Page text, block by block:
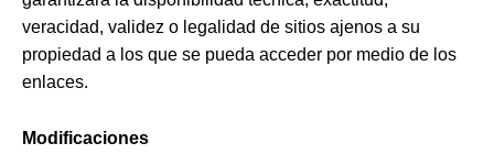
veracidad, validez o legalidad de sitios ajenos a su
propiedad a los que se pueda acceder por medio de los
enlaces.
Modificaciones